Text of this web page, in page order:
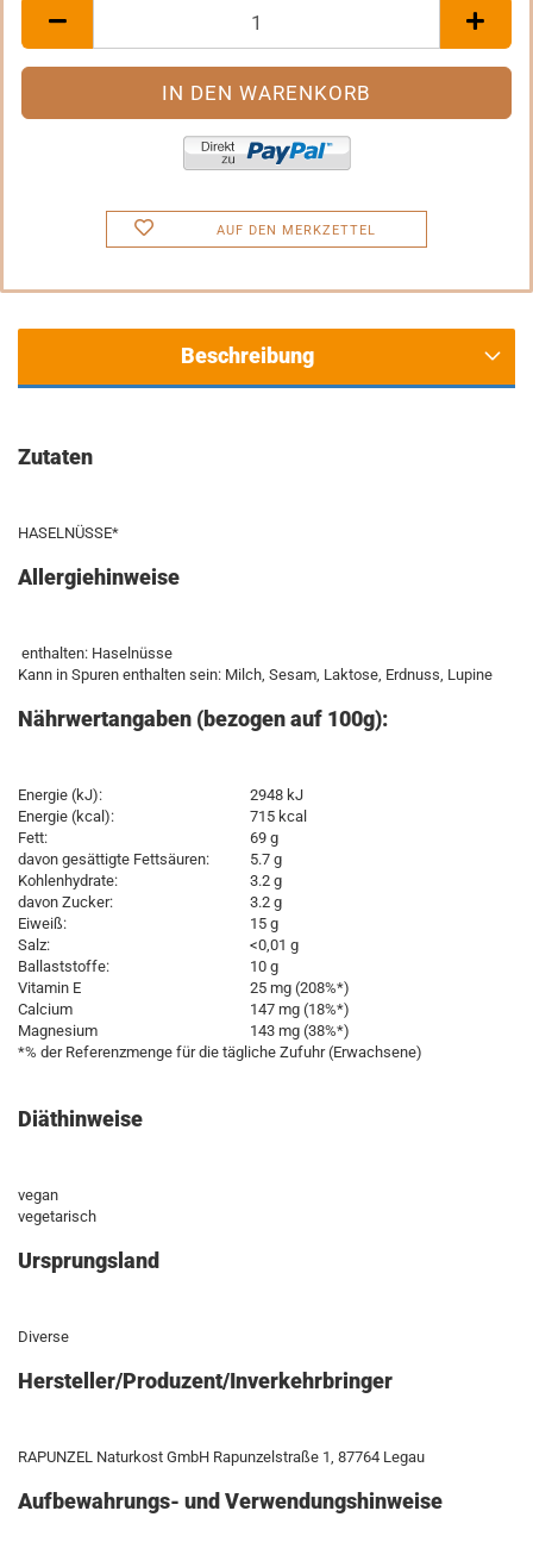
AUF DEN MERKZETTEL
Beschreibung
Zutaten
HASELNÜSSE*
Allergiehinweise
enthalten: Haselnüsse
Kann in Spuren enthalten sein: Milch, Sesam, Laktose, Erdnuss, Lupine
Nährwertangaben (bezogen auf 100g):
Energie (kJ):
2948 kJ
Energie (kcal):
715 kcal
Fett:
69 g
davon gesättigte Fettsäuren:
5.7 g
Kohlenhydrate:
3.2 g
davon Zucker:
3.2 g
Eiweiß:
15 g
Salz:
<0,01 g
Ballaststoffe:
10 g
Vitamin E
25 mg (208%*)
Calcium
147 mg (18%*)
Magnesium
143 mg (38%*)
*% der Referenzmenge für die tägliche Zufuhr (Erwachsene)
Diäthinweise
vegan
vegetarisch
Ursprungsland
Diverse
Hersteller/Produzent/Inverkehrbringer
RAPUNZEL Naturkost GmbH Rapunzelstraße 1, 87764 Legau
Aufbewahrungs- und Verwendungshinweise